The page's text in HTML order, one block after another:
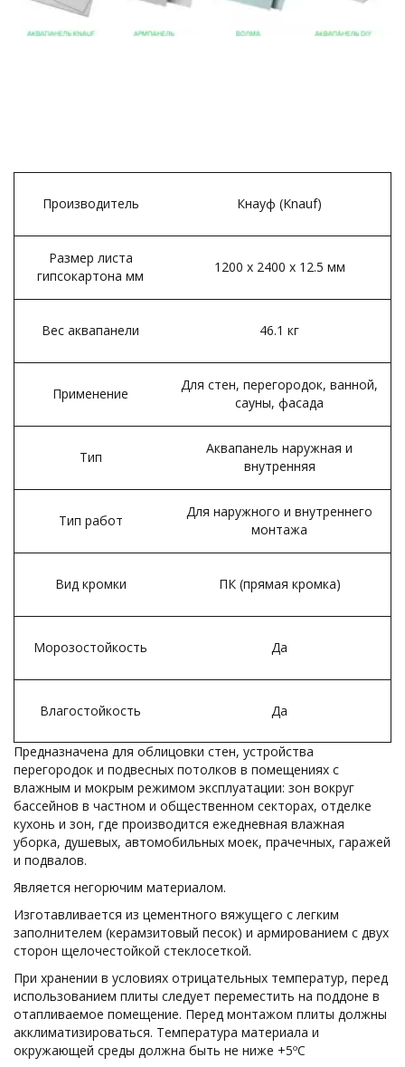
Производитель Кнауф (Knauf)
Размер листа
гипсокартона мм
1200 x 2400 x 12.5 мм
Вес аквапанели 46.1 кг
Применение
Для стен, перегородок, ванной,
сауны, фасада
Тип
Аквапанель наружная и
внутренняя
Тип работ
Для наружного и внутреннего
монтажа
Вид кромки ПК (прямая кромка)
Морозостойкость Да
Влагостойкость Да
Предназначена для облицовки стен, устройства
перегородок и подвесных потолков в помещениях с
влажным и мокрым режимом эксплуатации: зон вокруг
бассейнов в частном и общественном секторах, отделке
кухонь и зон, где производится ежедневная влажная
уборка, душевых, автомобильных моек, прачечных, гаражей
и подвалов.
Является негорючим материалом.
Изготавливается из цементного вяжущего с легким
заполнителем (керамзитовый песок) и армированием с двух
сторон щелочестойкой стеклосеткой.
При хранении в условиях отрицательных температур, перед
использованием плиты следует переместить на поддоне в
отапливаемое помещение. Перед монтажом плиты должны
акклиматизироваться. Температура материала и
окружающей среды должна быть не ниже +5ºС